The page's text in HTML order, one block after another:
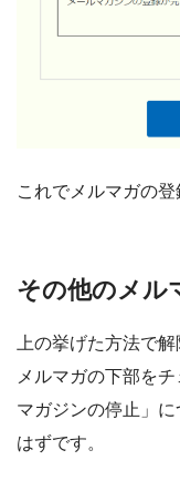
これでメルマガの登
その他のメル
上の挙げた方法で
メルマガの下部を
マガジンの停止」
はずです。